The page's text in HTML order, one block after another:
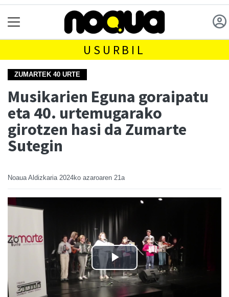
USURBIL
ZUMARTEK 40 URTE
Musikarien Eguna goraipatu
eta 40. urtemugarako
girotzen hasi da Zumarte
Sutegin
Noaua Aldizkaria 2024ko azaroaren 21a